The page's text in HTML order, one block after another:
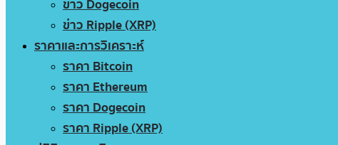
ข่าว Dogecoin
ข่าว Ripple (XRP)
ราคาและการวิเคราะห์
ราคา Bitcoin
ราคา Ethereum
ราคา Dogecoin
ราคา Ripple (XRP)